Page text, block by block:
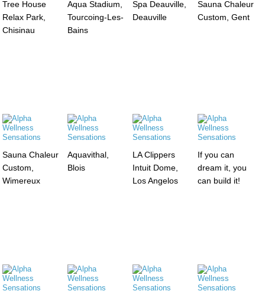
Tree House
Relax Park,
Chisinau
Aqua Stadium,
Tourcoing-Les-
Bains
Spa Deauville,
Deauville
Sauna Chaleur
Custom, Gent
Sauna Chaleur
Custom,
Wimereux
Aquavithal,
Blois
LA Clippers
Intuit Dome,
Los Angelos
If you can
dream it, you
can build it!